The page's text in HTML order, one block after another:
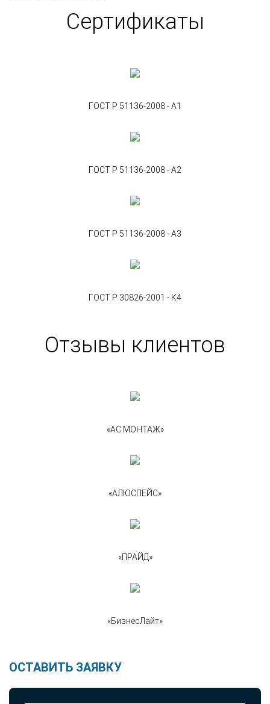
Сертификаты
ГОСТ Р 51136-2008 - А1
ГОСТ Р 51136-2008 - А2
ГОСТ Р 51136-2008 - А3
ГОСТ Р 30826-2001 - К4
Отзывы клиентов
«АС МОНТАЖ»
«АЛЮСПЕЙС»
«ПРАЙД»
«БизнесЛайт»
ОСТАВИТЬ ЗАЯВКУ